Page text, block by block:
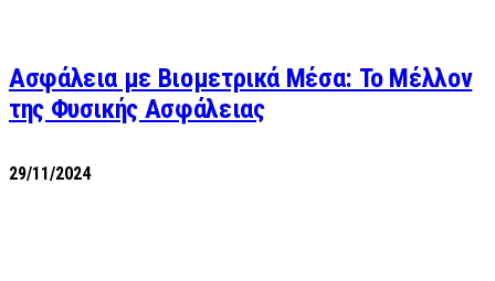
Ασφάλεια με Βιομετρικά Μέσα: Το Μέλλον
της Φυσικής Ασφάλειας
29/11/2024